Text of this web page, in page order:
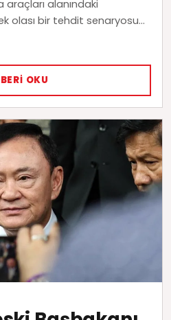
araçları alanındaki
olası bir tehdit senaryosu...
OKU